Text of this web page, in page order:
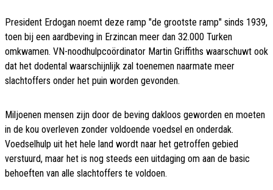
President Erdogan noemt deze ramp "de grootste ramp" sinds 1939,
toen bij een aardbeving in Erzincan meer dan 32.000 Turken
omkwamen. VN-noodhulpcoördinator Martin Griffiths waarschuwt ook
dat het dodental waarschijnlijk zal toenemen naarmate meer
slachtoffers onder het puin worden gevonden.
Miljoenen mensen zijn door de beving dakloos geworden en moeten
in de kou overleven zonder voldoende voedsel en onderdak.
Voedselhulp uit het hele land wordt naar het getroffen gebied
verstuurd, maar het is nog steeds een uitdaging om aan de basic
behoeften van alle slachtoffers te voldoen.